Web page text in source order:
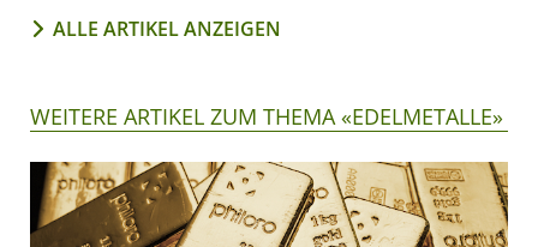
ALLE ARTIKEL ANZEIGEN
WEITERE ARTIKEL ZUM THEMA «EDELMETALLE»